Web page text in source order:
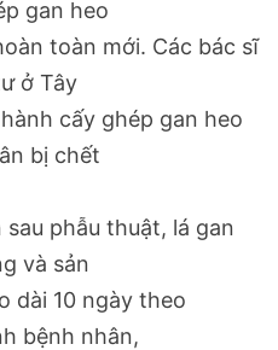
gan heo
toàn mới. Các bác sĩ
ở Tây
cấy ghép gan heo
bị chết
phẫu thuật, lá gan
và sản
dài 10 ngày theo
bệnh nhân,